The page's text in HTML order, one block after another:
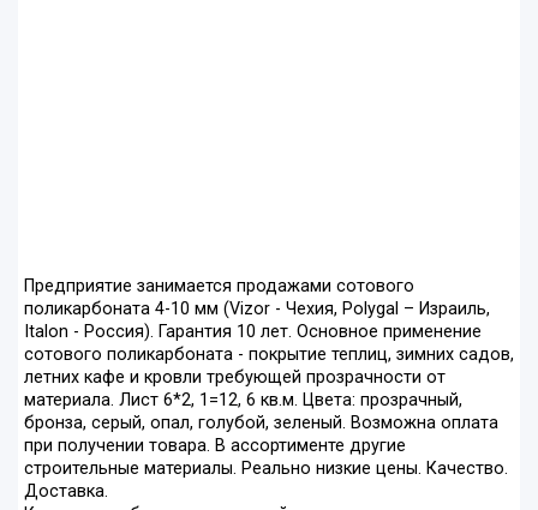
Предприятие занимается продажами сотового
поликарбоната 4-10 мм (Vizor - Чехия, Polygal – Израиль,
Italon - Россия). Гарантия 10 лет. Основное применение
сотового поликарбоната - покрытие теплиц, зимних садов,
летних кафе и кровли требующей прозрачности от
материала. Лист 6*2, 1=12, 6 кв.м. Цвета: прозрачный,
бронза, серый, опал, голубой, зеленый. Возможна оплата
при получении товара. В ассортименте другие
строительные материалы. Реально низкие цены. Качество.
Доставка.